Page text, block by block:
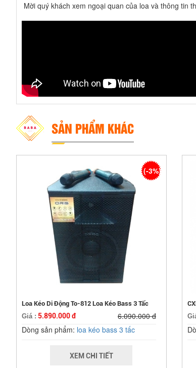
Mời quý khách xem ngoại quan của loa và thông tin
SẢN PHẨM KHÁC
Loa Kéo Di Động To-812 Loa Kéo Bass 3 Tấc
Giá : 5.890.000 đ 6.090.000 đ
(-3%)
Dòng sản phẩm: loa kéo bass 3 tấc
XEM CHI TIẾT